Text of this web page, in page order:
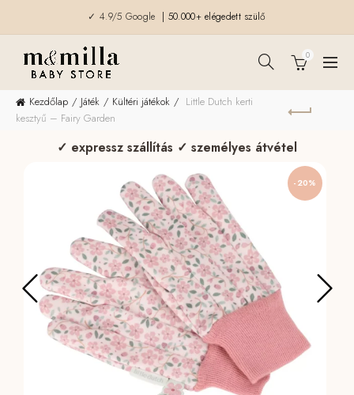
✓ 4.9/5 Google | 50.000+ elégedett szülő
0
Kezdőlap Játék Kültéri játékok
Little Dutch kerti
kesztyű – Fairy Garden
✓ expressz szállítás ✓ személyes átvétel
-20%